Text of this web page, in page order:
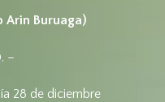
Arin Buruaga)
–
28 de diciembre